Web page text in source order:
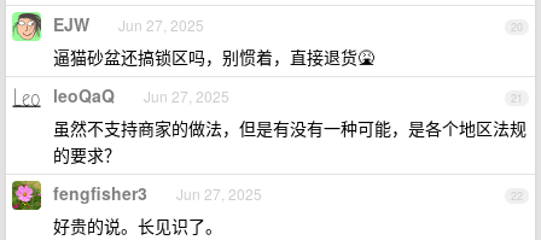
20
EJW Jun 27, 2025
逼猫砂盆还搞锁区吗，别惯着，直接退货🤮
21
leoQaQ Jun 27, 2025
虽然不支持商家的做法，但是有没有一种可能，是各个地区法规
的要求？
22
fengfisher3 Jun 27, 2025
好贵的说。长见识了。